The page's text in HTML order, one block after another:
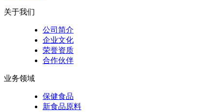
关于我们
公司简介
企业文化
荣誉资质
合作伙伴
业务领域
保健食品
新食品原料